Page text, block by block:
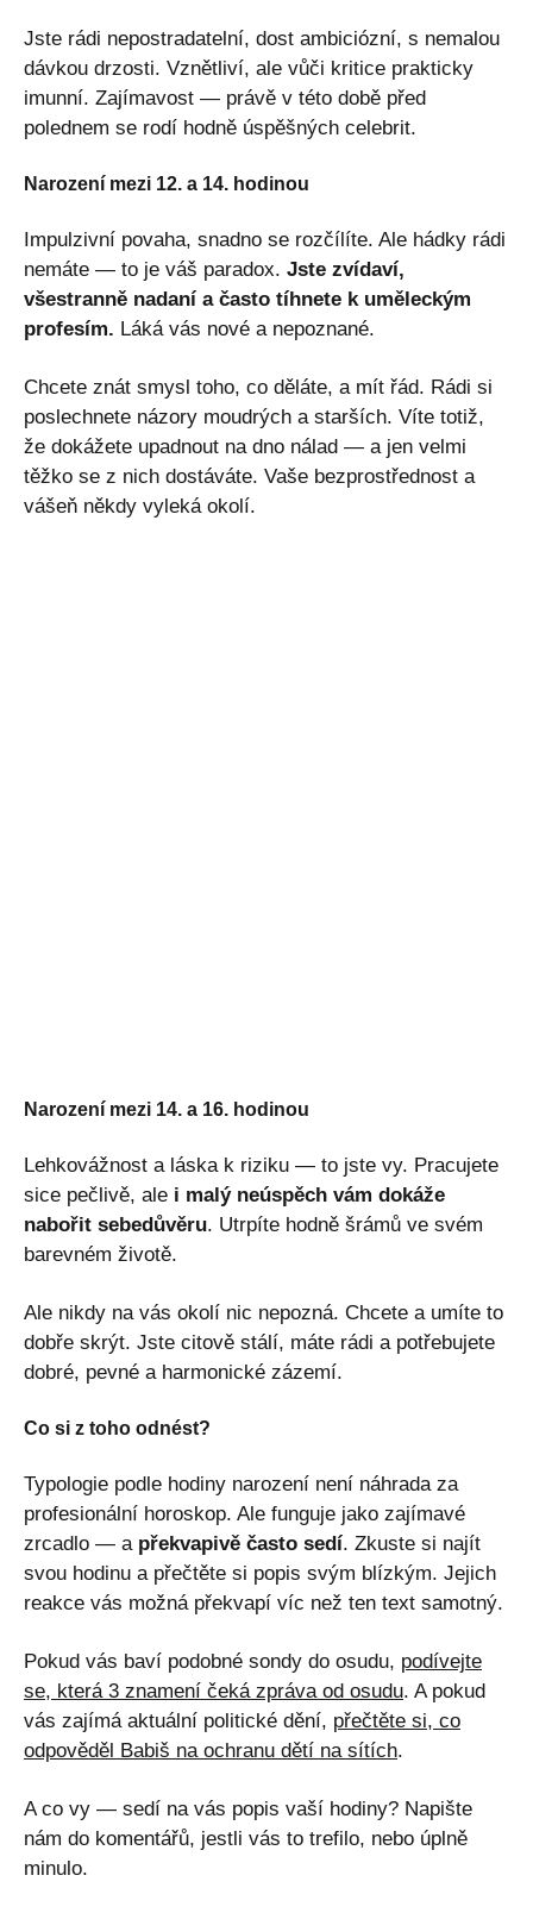
Jste rádi nepostradatelní, dost ambiciózní, s nemalou
dávkou drzosti. Vznětliví, ale vůči kritice prakticky
imunní. Zajímavost — právě v této době před
polednem se rodí hodně úspěšných celebrit.
Narození mezi 12. a 14. hodinou
Impulzivní povaha, snadno se rozčílíte. Ale hádky rádi
nemáte — to je váš paradox. Jste zvídaví,
všestranně nadaní a často tíhnete k uměleckým
profesím. Láká vás nové a nepoznané.
Chcete znát smysl toho, co děláte, a mít řád. Rádi si
poslechnete názory moudrých a starších. Víte totiž,
že dokážete upadnout na dno nálad — a jen velmi
těžko se z nich dostáváte. Vaše bezprostřednost a
vášeň někdy vyleká okolí.
Narození mezi 14. a 16. hodinou
Lehkovážnost a láska k riziku — to jste vy. Pracujete
sice pečlivě, ale i malý neúspěch vám dokáže
nabořit sebedůvěru. Utrpíte hodně šrámů ve svém
barevném životě.
Ale nikdy na vás okolí nic nepozná. Chcete a umíte to
dobře skrýt. Jste citově stálí, máte rádi a potřebujete
dobré, pevné a harmonické zázemí.
Co si z toho odnést?
Typologie podle hodiny narození není náhrada za
profesionální horoskop. Ale funguje jako zajímavé
zrcadlo — a překvapivě často sedí. Zkuste si najít
svou hodinu a přečtěte si popis svým blízkým. Jejich
reakce vás možná překvapí víc než ten text samotný.
Pokud vás baví podobné sondy do osudu, podívejte
se, která 3 znamení čeká zpráva od osudu. A pokud
vás zajímá aktuální politické dění, přečtěte si, co
odpověděl Babiš na ochranu dětí na sítích.
A co vy — sedí na vás popis vaší hodiny? Napište
nám do komentářů, jestli vás to trefilo, nebo úplně
minulo.